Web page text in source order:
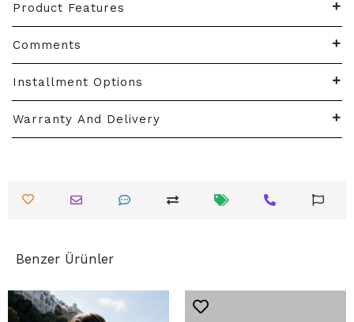
Product Features
Comments
Installment Options
Warranty And Delivery
Benzer Ürünler